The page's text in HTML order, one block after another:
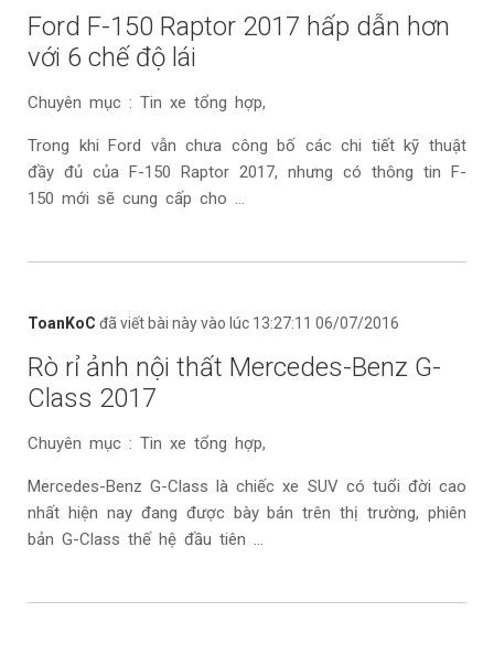
Ford F-150 Raptor 2017 hấp dẫn hơn
với 6 chế độ lái
Chuyên mục : Tin xe tổng hợp,
Trong khi Ford vẫn chưa công bố các chi tiết kỹ thuật
đầy đủ của F-150 Raptor 2017, nhưng có thông tin F-
150 mới sẽ cung cấp cho ...
ToanKoC đã viết bài này vào lúc 13:27:11 06/07/2016
Rò rỉ ảnh nội thất Mercedes-Benz G-
Class 2017
Chuyên mục : Tin xe tổng hợp,
Mercedes-Benz G-Class là chiếc xe SUV có tuổi đời cao
nhất hiện nay đang được bày bán trên thị trường, phiên
bản G-Class thế hệ đầu tiên ...